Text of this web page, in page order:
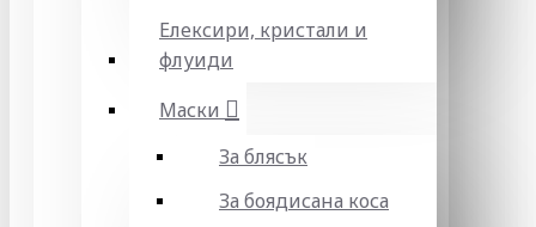
Елексири, кристали и
флуиди
Маски
За блясък
За боядисана коса